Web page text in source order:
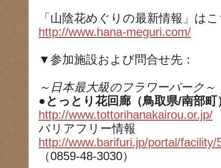
「山陰花めぐりの最新情報」は
http://www.hana-meguri.com/
▼参加施設および問合せ先：
～日本最大級のフラワーパーク～
●とっとり花回廊（鳥取県/南部町
http://www.tottorihanakairou.or.jp/
バリアフリー情報
http://www.barifuri.jp/portal/facility/
（0859-48-3030）